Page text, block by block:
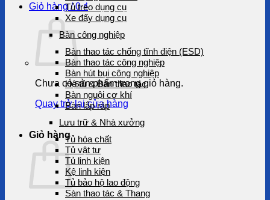
Giỏ hàng /0₫
Chưa có sản phẩm trong giỏ hàng.
Quay trở lại cửa hàng
Giỏ hàng
Tủ treo dụng cụ
Xe đẩy dụng cụ
Bàn công nghiệp
Bàn thao tác chống tĩnh điện (ESD)
Bàn thao tác công nghiệp
Bàn hút bụi công nghiệp
Hệ tủ & Bàn thao tác
Bàn nguội cơ khí
Bàn lắp ráp
Lưu trữ & Nhà xưởng
Tủ hóa chất
Tủ vật tư
Tủ linh kiện
Kệ linh kiện
Tủ bảo hộ lao động
Sàn thao tác & Thang